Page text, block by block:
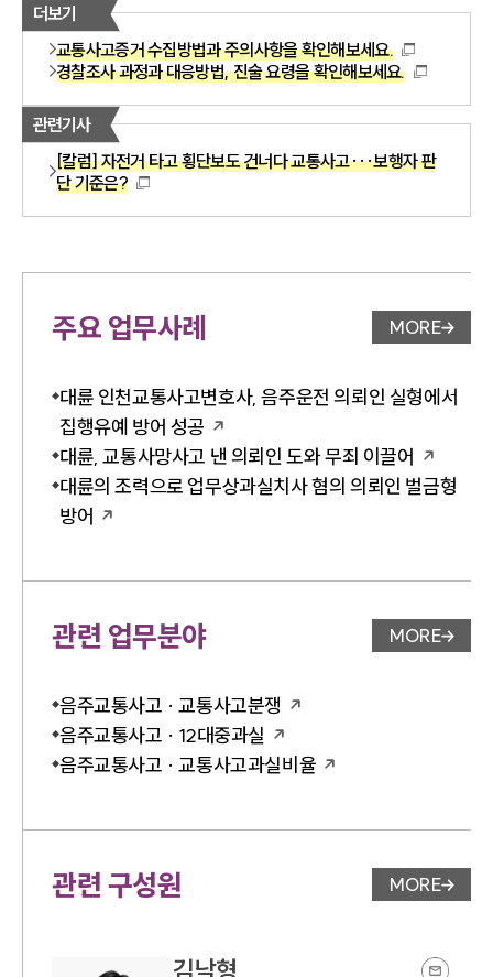
더보기
교통사고증거 수집방법과 주의사항을 확인해보세요.
경찰조사 과정과 대응방법, 진술 요령을 확인해보세요.
관련기사
[칼럼] 자전거 타고 횡단보도 건너다 교통사고···보행자 판
단 기준은?
주요 업무사례 업무사례
MORE
대륜 인천교통사고변호사, 음주운전 의뢰인 실형에서
집행유예 방어 성공
대륜, 교통사망사고 낸 의뢰인 도와 무죄 이끌어
대륜의 조력으로 업무상과실치사 혐의 의뢰인 벌금형
방어
관련 업무분야 업무분야
MORE
음주교통사고 · 교통사고분쟁
음주교통사고 · 12대중과실
음주교통사고 · 교통사고과실비율
관련 구성원 변호사 페
MORE
김낙형